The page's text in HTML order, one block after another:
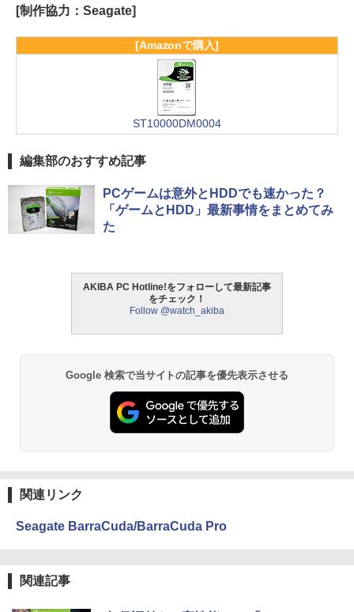
[制作協力：Seagate]
[Amazonで購入]
ST10000DM0004
編集部のおすすめ記事
PCゲームは意外とHDDでも速かった？
「ゲームとHDD」最新事情をまとめてみ
た
AKIBA PC Hotline!をフォローして最新記事
をチェック！
Follow @watch_akiba
Google 検索で当サイトの記事を優先表示させる
関連リンク
Seagate BarraCuda/BarraCuda Pro
関連記事